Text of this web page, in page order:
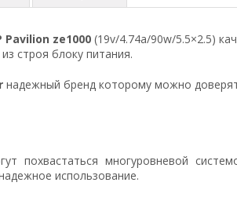
Pavilion ze1000 (19v/4.74a/90w/5.5×2.5)
строя блоку питания.
надежный бренд которому можно
похвастаться многуровневой
использование.